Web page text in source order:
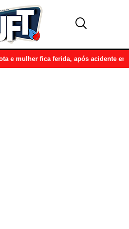
e mulher fica ferida, após acidente